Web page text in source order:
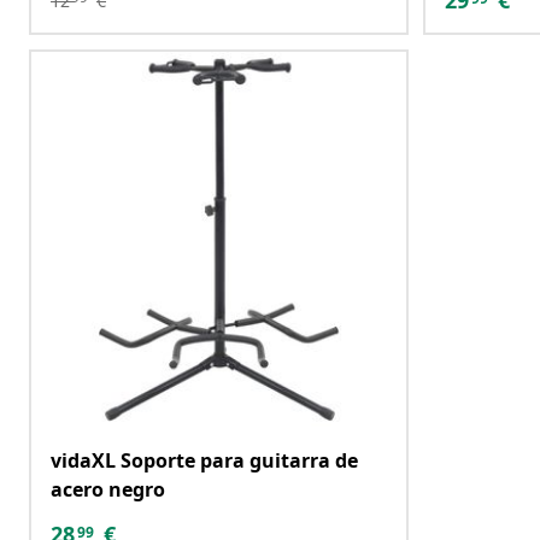
vidaXL Soporte para guitarra de
acero negro
2899 €